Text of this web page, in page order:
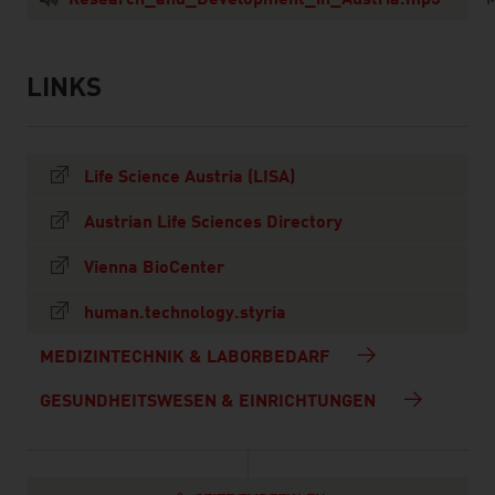
listen
links
LINKS
Life Science Austria (LISA)
Austrian Life Sciences Directory
Vienna BioCenter
human.technology.styria
MEDIZINTECHNIK & LABORBEDARF
GESUNDHEITSWESEN & EINRICHTUNGEN